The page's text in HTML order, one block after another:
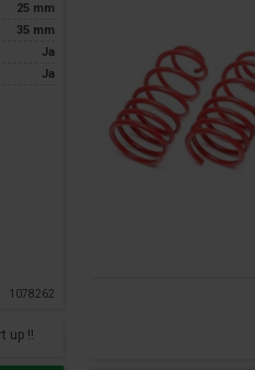
25 mm
35 mm
Ja
Ja
1078262
up !!